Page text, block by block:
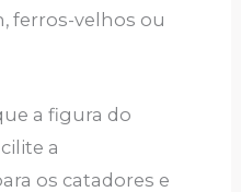
ferros-velhos ou
a figura do
a
os catadores e